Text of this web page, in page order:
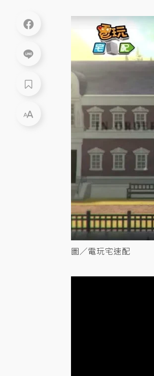
圖／電玩宅速配